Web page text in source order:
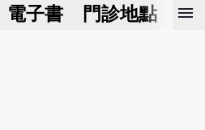
電子書 門診地點 預
menu